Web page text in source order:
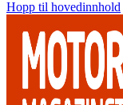
Hopp til hovedinnhold